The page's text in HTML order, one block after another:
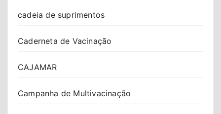
cadeia de suprimentos
Caderneta de Vacinação
CAJAMAR
Campanha de Multivacinação